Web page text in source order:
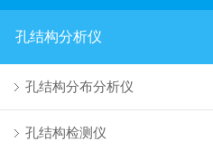
孔结构分析仪
孔结构分布分析仪
孔结构检测仪